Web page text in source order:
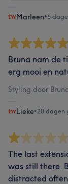
Marleen•6
Bruna nam de
erg mooi en
Styling door
Lieke•20 dagen
The last
was still there.
distracted